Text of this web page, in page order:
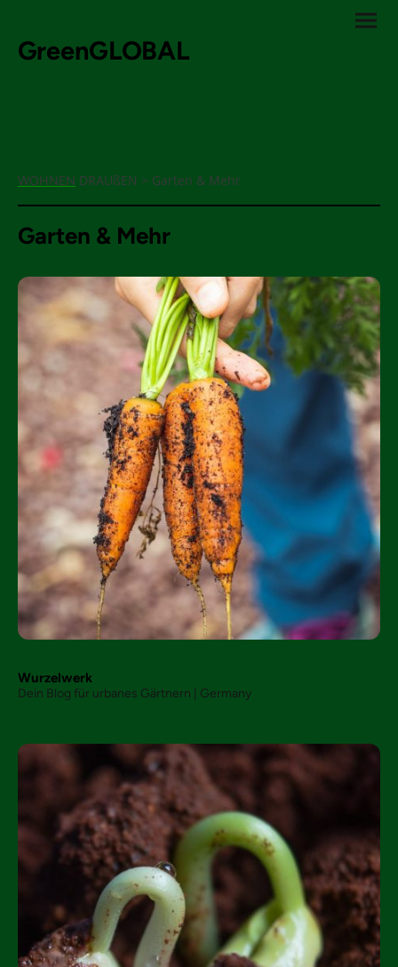
GreenGLOBAL
WOHNEN DRAUßEN > Garten & Mehr
Garten & Mehr
Wurzelwerk
Dein Blog für urbanes Gärtnern | Germany